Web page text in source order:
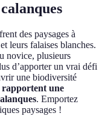
des paysages à
leurs falaises blanches.
novice, plusieurs
d’apporter un vrai défi
une biodiversité
rapportent une
. Emportez
paysages !